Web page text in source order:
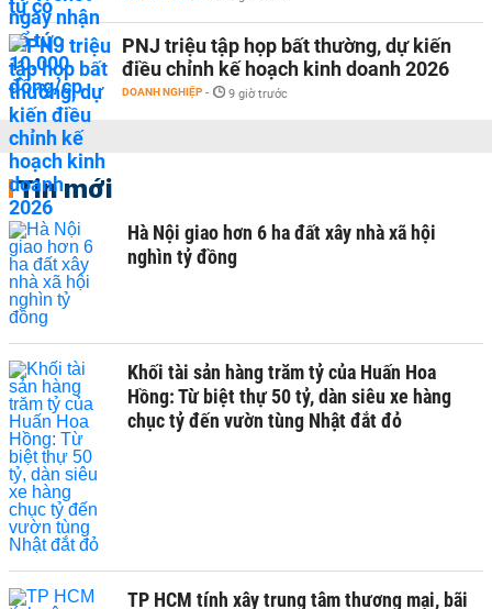
PNJ triệu tập họp bất thường, dự kiến
điều chỉnh kế hoạch kinh doanh 2026
DOANH NGHIỆP - 9 giờ trước
Tin mới
Hà Nội giao hơn 6 ha đất xây nhà xã hội
nghìn tỷ đồng
Khối tài sản hàng trăm tỷ của Huấn Hoa
Hồng: Từ biệt thự 50 tỷ, dàn siêu xe hàng
chục tỷ đến vườn tùng Nhật đắt đỏ
TP HCM tính xây trung tâm thương mại, bãi